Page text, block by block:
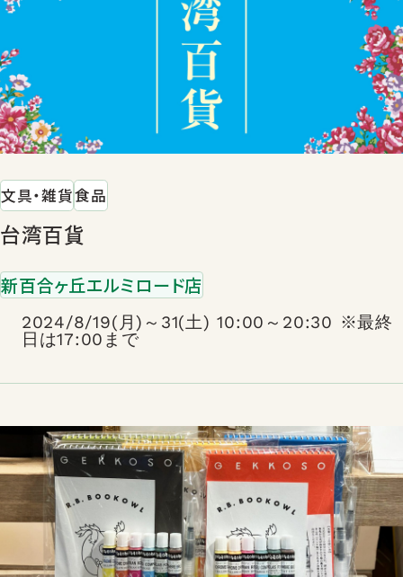
文具・雑貨食品
台湾百貨
新百合ヶ丘エルミロード店
2024/8/19(月)～31(土) 10:00～20:30 ※最終
日は17:00まで